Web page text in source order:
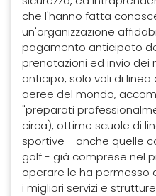
che l'hanno fatta
un'organizzazione
pagamento anticipato
prenotazioni ed invio dei
anticipo, solo voli di
aeree del mondo,
"preparati
circa), ottime scuole di
sportive - anche quelle
golf - già comprese nel
operare le ha permesso
i migliori servizi e